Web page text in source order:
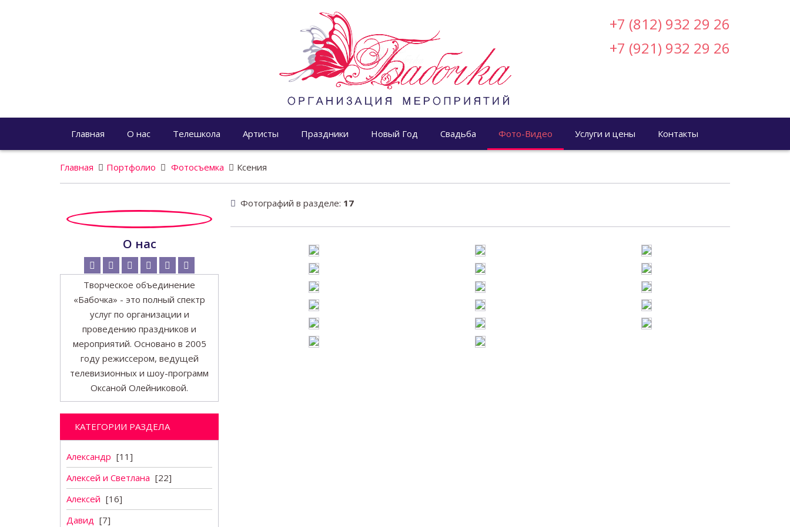
+7 (812) 932 29 26
+7 (921) 932 29 26
Главная О нас Телешкола Артисты Праздники Новый Год Свадьба Фото-Видео Услуги и цены Контакты
Главная Портфолио Фотосъемка Ксения
О нас
Творческое объединение
«Бабочка» - это полный спектр
услуг по организации и
проведению праздников и
мероприятий. Основано в 2005
году режиссером, ведущей
телевизионных и шоу-программ
Оксаной Олейниковой.
КАТЕГОРИИ РАЗДЕЛА
Александр [11]
Алексей и Светлана [22]
Алексей [16]
Давид [7]
Фотографий в разделе: 17